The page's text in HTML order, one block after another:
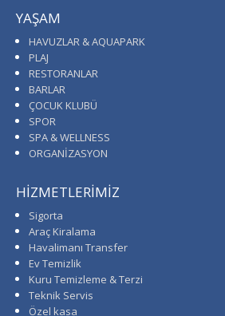
YAŞAM
HAVUZLAR & AQUAPARK
PLAJ
RESTORANLAR
BARLAR
ÇOCUK KLUBÜ
SPOR
SPA & WELLNESS
ORGANİZASYON
HİZMETLERİMİZ
Sigorta
Araç Kiralama
Havalimanı Transfer
Ev Temizlik
Kuru Temizleme & Terzi
Teknik Servis
Özel kasa